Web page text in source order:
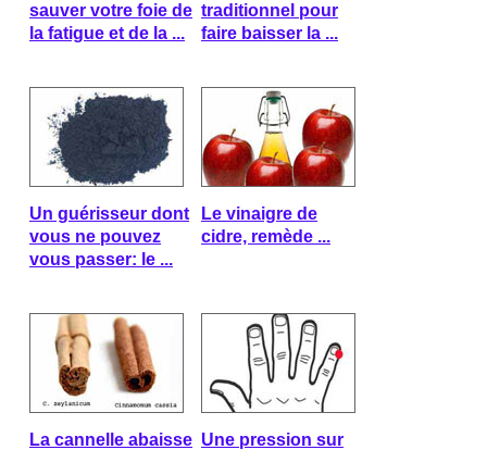
sauver votre foie de
la fatigue et de la ...
traditionnel pour
faire baisser la ...
Un guérisseur dont
vous ne pouvez
vous passer: le ...
Le vinaigre de
cidre, remède ...
La cannelle abaisse Une pression sur